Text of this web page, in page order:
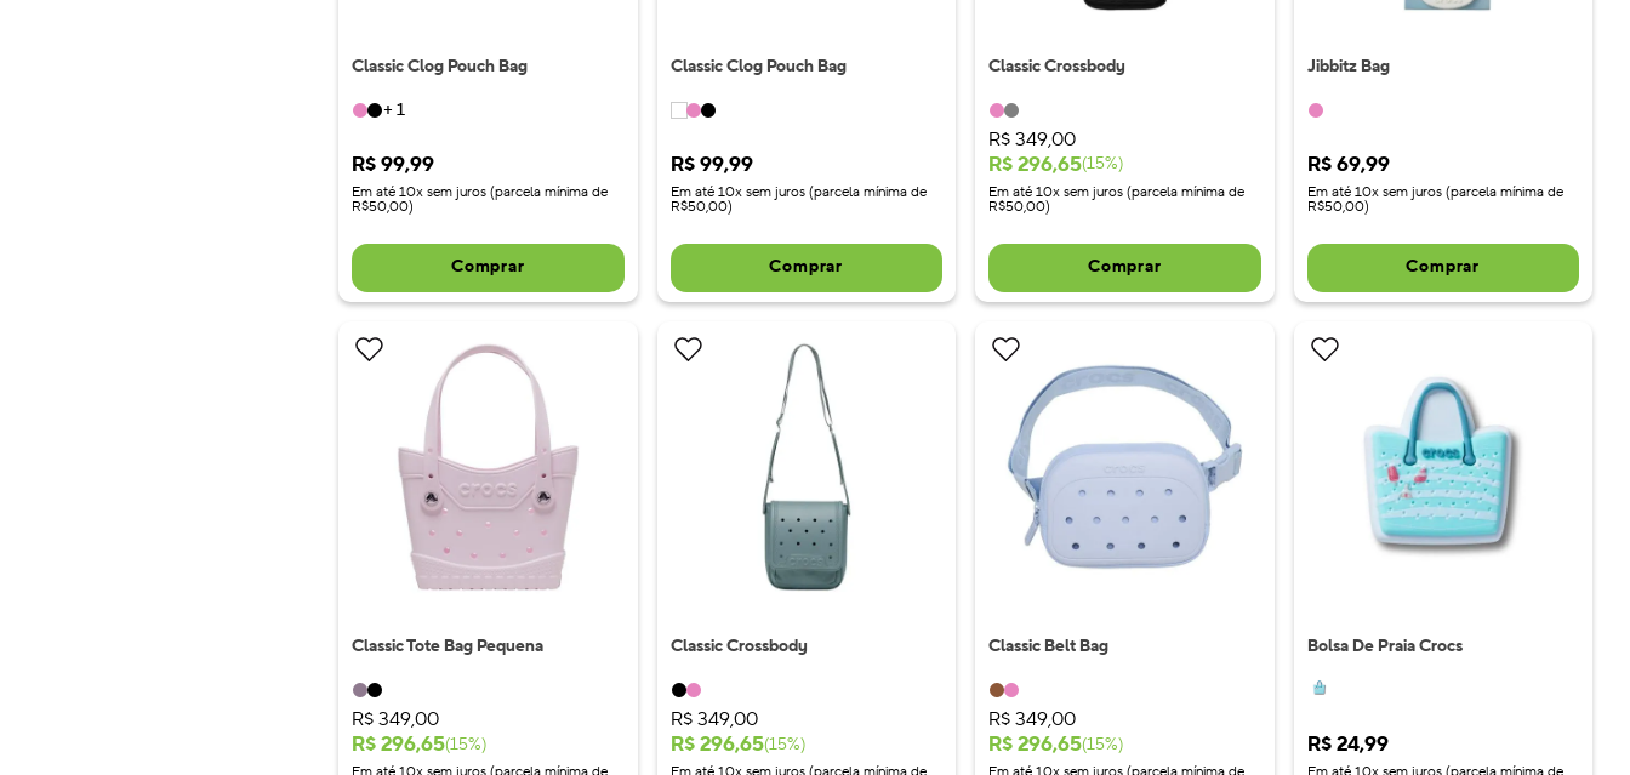
Classic Clog Pouch Bag
+ 1
R$99,99
Em até 10x sem juros (parcela mínima de
R$50,00)
Comprar
Classic Clog Pouch Bag
R$ 99,99
Em até 10x sem juros (parcela mínima de
R$50,00)
Comprar
Classic Crossbody
R$ 349,00
R$296,65(15%)
Em até 10x sem juros (parcela mínima de
R$50,00)
Comprar
Jibbitz Bag
R$ 69,99
Em até 10x sem juros (parcela mínima de
R$50,00)
Comprar
Classic Tote Bag Pequena
R$ 349,00
R$296,65(15%)
Classic Crossbody
R$ 349,00
R$ 296,65(15%)
Classic Belt Bag
R$ 349,00
R$296,65(15%)
Bolsa De Praia Crocs
R$ 24,99